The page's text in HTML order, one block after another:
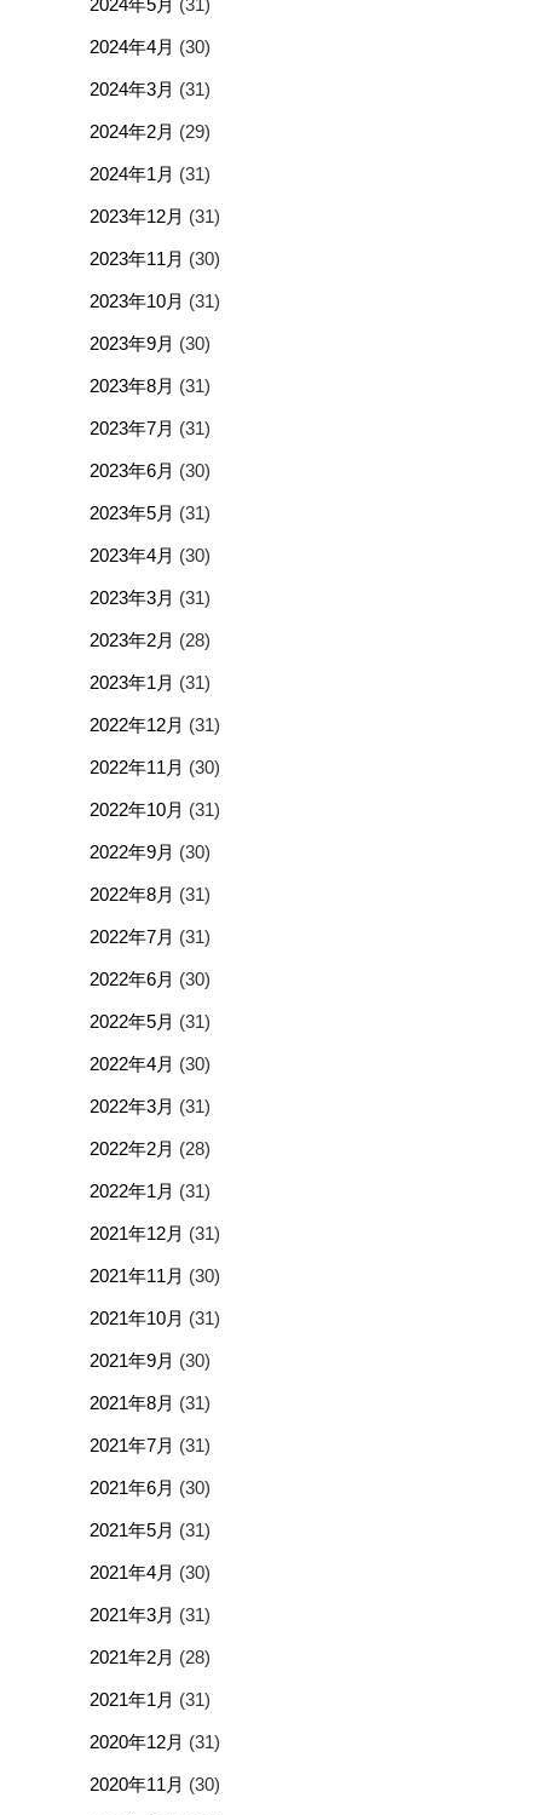
2024年5月 (31)
2024年4月 (30)
2024年3月 (31)
2024年2月 (29)
2024年1月 (31)
2023年12月 (31)
2023年11月 (30)
2023年10月 (31)
2023年9月 (30)
2023年8月 (31)
2023年7月 (31)
2023年6月 (30)
2023年5月 (31)
2023年4月 (30)
2023年3月 (31)
2023年2月 (28)
2023年1月 (31)
2022年12月 (31)
2022年11月 (30)
2022年10月 (31)
2022年9月 (30)
2022年8月 (31)
2022年7月 (31)
2022年6月 (30)
2022年5月 (31)
2022年4月 (30)
2022年3月 (31)
2022年2月 (28)
2022年1月 (31)
2021年12月 (31)
2021年11月 (30)
2021年10月 (31)
2021年9月 (30)
2021年8月 (31)
2021年7月 (31)
2021年6月 (30)
2021年5月 (31)
2021年4月 (30)
2021年3月 (31)
2021年2月 (28)
2021年1月 (31)
2020年12月 (31)
2020年11月 (30)